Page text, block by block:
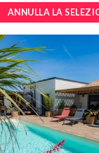
ANNULLA LA